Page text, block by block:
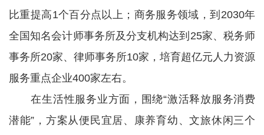
比重提高1个百分点以上；商务服务领域，到2030年
全国知名会计师事务所及分支机构达到25家、税务师
事务所20家、律师事务所10家，培育超亿元人力资源
服务重点企业400家左右。
在生活性服务业方面，围绕“激活释放服务消费
潜能”，方案从便民宜居、康养育幼、文旅休闲三个